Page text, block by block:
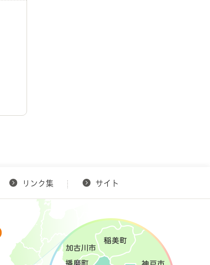
リンク集 サイト